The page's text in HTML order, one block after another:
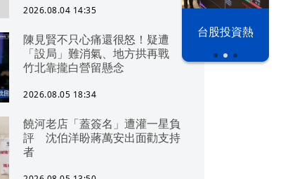
漢光42演習 台股投資熱
2026.08.04 14:35
陳見賢不只心痛還很怒！疑遭
「設局」難消氣、地方拱再戰
竹北靠攏白營留懸念
2026.08.05 18:34
饒河老店「蓋簽名」遭灌一星負
評 沈伯洋盼蔣萬安出面勸支持
者